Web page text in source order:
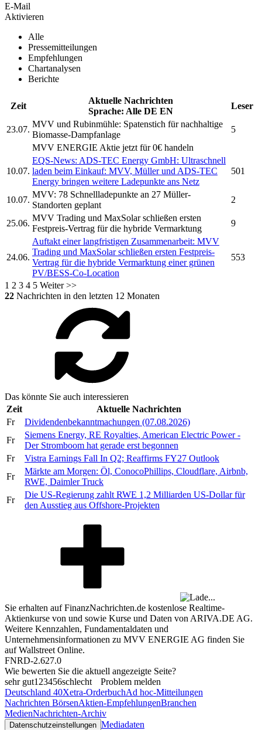
E-Mail
Aktivieren
Alle
Pressemitteilungen
Empfehlungen
Chartanalysen
Berichte
Zeit
Aktuelle Nachrichten
Sprache: Alle DE EN
Leser
23.07.
MVV und Rubinmühle: Spatenstich für nachhaltige
Biomasse-Dampfanlage
5
MVV ENERGIE Aktie jetzt für 0€ handeln
10.07.
EQS-News: ADS-TEC Energy GmbH: Ultraschnell
laden beim Einkauf: MVV, Müller und ADS-TEC
Energy bringen weitere Ladepunkte ans Netz
501
10.07.
MVV: 78 Schnellladepunkte an 27 Müller-
Standorten geplant
2
25.06.
MVV Trading und MaxSolar schließen ersten
Festpreis-Vertrag für die hybride Vermarktung
9
24.06.
Auftakt einer langfristigen Zusammenarbeit: MVV
Trading und MaxSolar schließen ersten Festpreis-
Vertrag für die hybride Vermarktung einer grünen
PV/BESS-Co-Location
553
1 2 3 4 5 Weiter >>
22 Nachrichten in den letzten 12 Monaten
Das könnte Sie auch interessieren
Zeit
Aktuelle Nachrichten
Fr
Dividendenbekanntmachungen (07.08.2026)
Fr
Siemens Energy, RE Royalties, American Electric Power -
Der Stromboom hat gerade erst begonnen
Fr
Vistra Earnings Fall In Q2; Reaffirms FY27 Outlook
Fr
Märkte am Morgen: Öl, ConocoPhillips, Cloudflare, Airbnb,
RWE, Daimler Truck
Fr
Die US-Regierung zahlt RWE 1,2 Milliarden US-Dollar für
den Ausstieg aus Offshore-Projekten
Sie erhalten auf FinanzNachrichten.de kostenlose Realtime-
Aktienkurse von und sowie Kurse und Daten von ARIVA.DE AG.
Weitere Kennzahlen, Fundamentaldaten und
Unternehmensinformationen zu MVV ENERGIE AG finden Sie
aufWallstreet Online.
FNRD-2.627.0
Wie bewerten Sie die aktuell angezeigte Seite?
sehr gut1 23456schlecht
Problem melden
Deutschland 40Xetra-OrderbuchAd hoc-Mitteilungen
Nachrichten BörsenAktien-EmpfehlungenBranchen
MedienNachrichten-Archiv
Datenschutzeinstellungen Mediadaten